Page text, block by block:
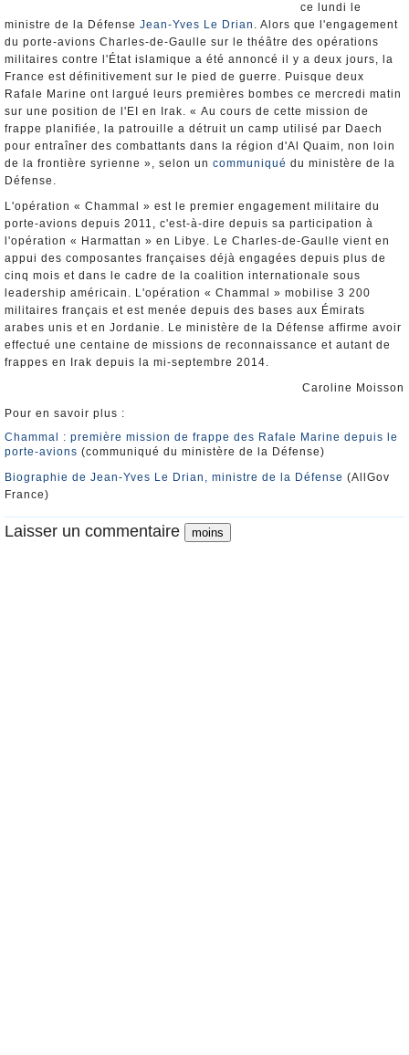
ce lundi le
ministre de la Défense Jean-Yves Le Drian . Alors que l'engagement
du porte-avions Charles-de-Gaulle sur le théâtre des opérations
militaires contre l'État islamique a été annoncé il y a deux jours, la
France est définitivement sur le pied de guerre. Puisque deux
Rafale Marine ont largué leurs premières bombes ce mercredi matin
sur une position de l'EI en Irak. « Au cours de cette mission de
frappe planifiée, la patrouille a détruit un camp utilisé par Daech
pour entraîner des combattants dans la région d'Al Quaim, non loin
de la frontière syrienne », selon un communiqué du ministère de la
Défense.
L'opération « Chammal » est le premier engagement militaire du
porte-avions depuis 2011, c'est-à-dire depuis sa participation à
l'opération « Harmattan » en Libye. Le Charles-de-Gaulle vient en
appui des composantes françaises déjà engagées depuis plus de
cinq mois et dans le cadre de la coalition internationale sous
leadership américain. L'opération « Chammal » mobilise 3 200
militaires français et est menée depuis des bases aux Émirats
arabes unis et en Jordanie. Le ministère de la Défense affirme avoir
effectué une centaine de missions de reconnaissance et autant de
frappes en Irak depuis la mi-septembre 2014.
Caroline Moisson
Pour en savoir plus :
Chammal : première mission de frappe des Rafale Marine depuis le
porte-avions (communiqué du ministère de la Défense)
Biographie de Jean-Yves Le Drian, ministre de la Défense (AllGov
France)
Laisser un commentaire